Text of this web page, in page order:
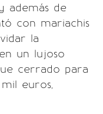
además de
con mariachis
la
un lujoso
cerrado para
euros,